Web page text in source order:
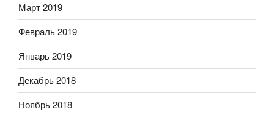
Март 2019
Февраль 2019
Январь 2019
Декабрь 2018
Ноябрь 2018